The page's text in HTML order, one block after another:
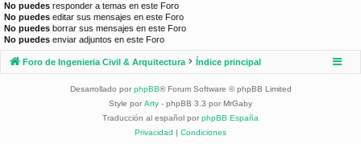
No puedes responder a temas en este Foro
No puedes editar sus mensajes en este Foro
No puedes borrar sus mensajes en este Foro
No puedes enviar adjuntos en este Foro
Foro de Ingenieria Civil & Arquitectura Índice principal
Desarrollado por phpBB® Forum Software © phpBB Limited
Style por Arty - phpBB 3.3 por MrGaby
Traducción al español por phpBB España
Privacidad | Condiciones